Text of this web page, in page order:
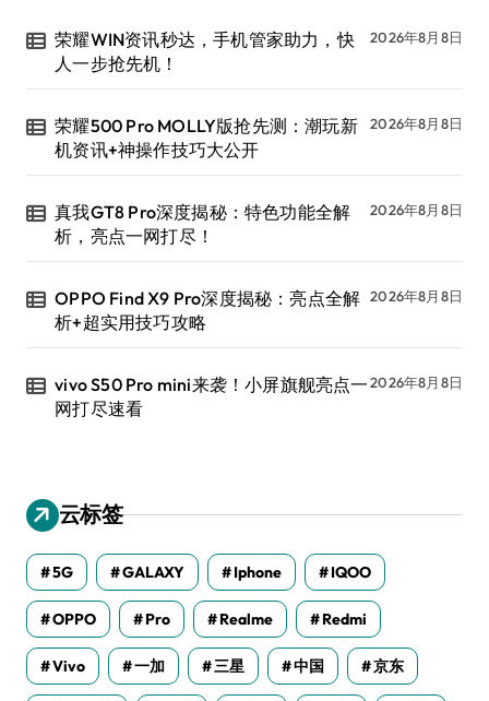
荣耀WIN资讯秒达，手机管家助力，快
人一步抢先机！
2026年8月8日
荣耀500 Pro MOLLY版抢先测：潮玩新
机资讯+神操作技巧大公开
2026年8月8日
真我GT8 Pro深度揭秘：特色功能全解
析，亮点一网打尽！
2026年8月8日
OPPO Find X9 Pro深度揭秘：亮点全解
析+超实用技巧攻略
2026年8月8日
vivo S50 Pro mini来袭！小屏旗舰亮点一
网打尽速看
2026年8月8日
云标签
5G GALAXY Iphone IQOO
OPPO Pro Realme Redmi
Vivo 一加 三星 中国 京东